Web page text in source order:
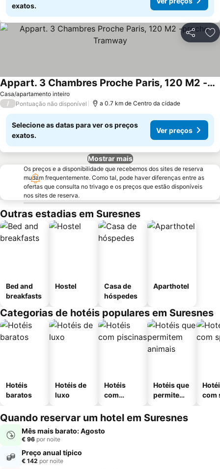
exatos.
Partilhar
Casa/apartamento inteiro
Appart. 3 Chambres Proche Paris, 120 M2 -proche Tramway
Ver preços
/ Pontuação não disponível a 0.7 km de Centro da cidade
Selecione as datas para ver os preços
exatos.
Ver preços
Mostrar mais
Os preços e a disponibilidade que recebemos dos sites de reserva
mudam frequentemente. Como tal, pode haver diferenças entre as
ofertas que consulta no trivago e os preços que estão disponíveis
nos sites de reserva.
Outras estadias em Suresnes
Bed and
breakfasts
Hostel
Casa de
hóspedes
Aparthotel
Categorias de hotéis populares em Suresnes
Hotéis
baratos
Hotéis de
luxo
Hotéis
com
Hotéis que
permitem
com
Quando reservar um hotel em Suresnes
Mês mais barato: Agosto
€ 96 por noite
Preço anual típico
€ 142 por noite